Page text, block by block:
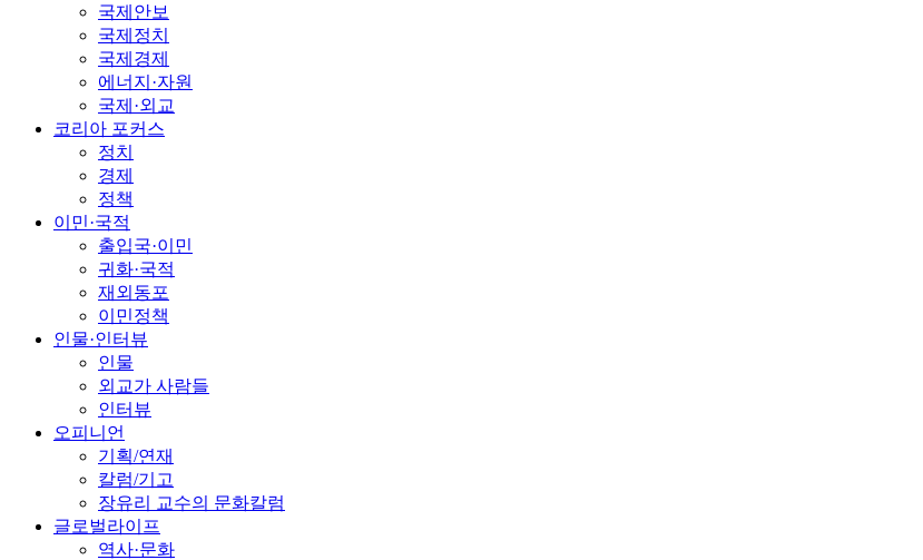
국제안보
국제정치
국제경제
에너지·자원
국제·외교
코리아 포커스
정치
경제
정책
이민·국적
출입국·이민
귀화·국적
재외동포
이민정책
인물·인터뷰
인물
외교가 사람들
인터뷰
오피니언
기획/연재
칼럼/기고
장유리 교수의 문화칼럼
글로벌라이프
역사·문화